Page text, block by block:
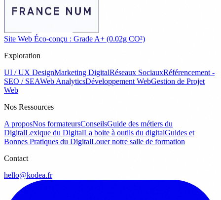
Site Web Éco-conçu : Grade A+ (0.02g CO²)
Exploration
UI / UX DesignMarketing DigitalRéseaux SociauxRéférencement -
SEO / SEAWeb AnalyticsDéveloppement WebGestion de Projet
Web
Nos Ressources
A proposNos formateursConseilsGuide des métiers du
DigitalLexique du DigitalLa boite à outils du digitalGuides et
Bonnes Pratiques du DigitalLouer notre salle de formation
Contact
hello@kodea.fr